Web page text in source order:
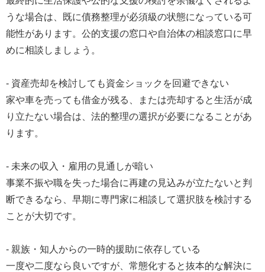
うな場合は、既に債務整理が必須級の状態になっている可
能性があります。公的支援の窓口や自治体の相談窓口に早
めに相談しましょう。
- 資産売却を検討しても資金ショックを回避できない
家や車を売っても借金が残る、または売却すると生活が成
り立たない場合は、法的整理の選択が必要になることがあ
ります。
- 未来の収入・雇用の見通しが暗い
事業不振や職を失った場合に再建の見込みが立たないと判
断できるなら、早期に専門家に相談して選択肢を検討する
ことが大切です。
- 親族・知人からの一時的援助に依存している
一度や二度なら良いですが、常態化すると抜本的な解決に